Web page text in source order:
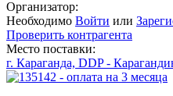
Организатор:
Необходимо Войти или
Проверить контрагента
Место поставки:
г. Караганда, DDP -